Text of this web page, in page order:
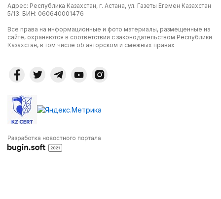
Адрес: Республика Казахстан, г. Астана, ул. Газеты Егемен Казахстан
5/13. БИН: 060640001476
Все права на информационные и фото материалы, размещенные на
сайте, охраняются в соответствии с законодательством Республики
Казахстан, в том числе об авторском и смежных правах